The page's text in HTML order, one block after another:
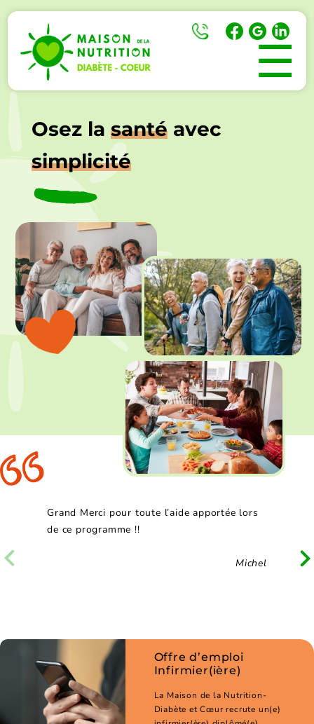
☰
Osez la santéavec
simplicité
Grand Merci pour toute l’aide apportée lors
de ce programme !!
Michel
Offre d’emploi
Infirmier(ière)
La Maison de la Nutrition-
Diabète et Cœur recrute un(e)